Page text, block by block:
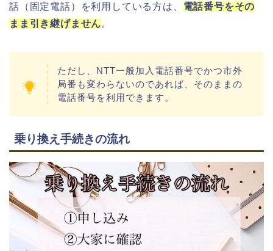
話（固定電話）を利用している方は、 電話番号をその
まま引き継げません。
ただし、 NTT一般加入電話番号でかつ市外
局番も変わらないのであれば、そのままの
電話番号を利用できます。
乗り換え手続きの流れ